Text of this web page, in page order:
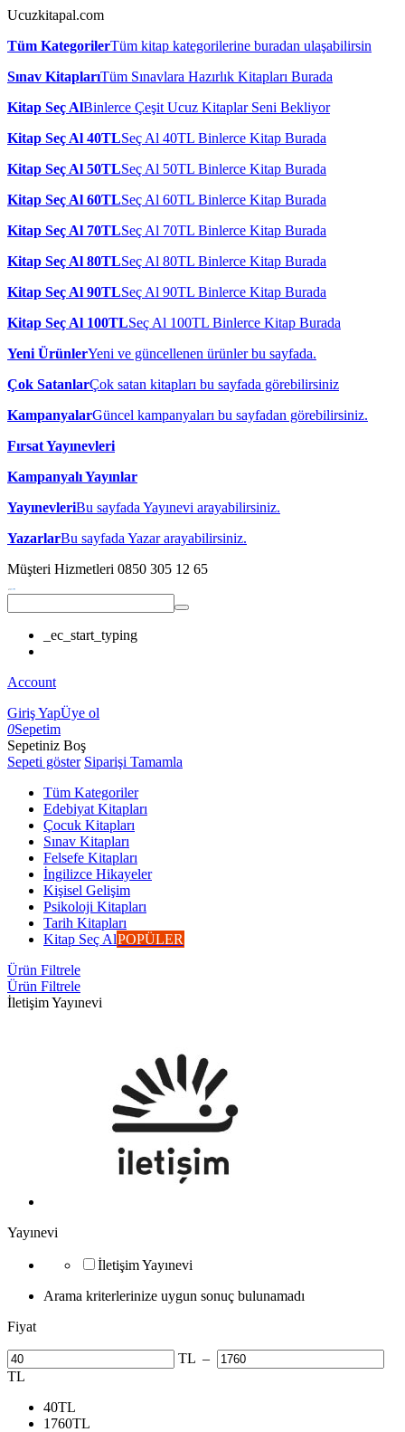
Ucuzkitapal.com
Tüm KategorilerTüm kitap kategorilerine buradan ulaşabilirsin
Sınav KitaplarıTüm Sınavlara Hazırlık Kitapları Burada
Kitap Seç AlBinlerce Çeşit Ucuz Kitaplar Seni Bekliyor
Kitap Seç Al 40TLSeç Al 40TL Binlerce Kitap Burada
Kitap Seç Al 50TLSeç Al 50TL Binlerce Kitap Burada
Kitap Seç Al 60TLSeç Al 60TL Binlerce Kitap Burada
Kitap Seç Al 70TLSeç Al 70TL Binlerce Kitap Burada
Kitap Seç Al 80TLSeç Al 80TL Binlerce Kitap Burada
Kitap Seç Al 90TLSeç Al 90TL Binlerce Kitap Burada
Kitap Seç Al 100TLSeç Al 100TL Binlerce Kitap Burada
Yeni ÜrünlerYeni ve güncellenen ürünler bu sayfada.
Çok SatanlarÇok satan kitapları bu sayfada görebilirsiniz
KampanyalarGüncel kampanyaları bu sayfadan görebilirsiniz.
Fırsat Yayınevleri
Kampanyalı Yayınlar
YayınevleriBu sayfada Yayınevi arayabilirsiniz.
YazarlarBu sayfada Yazar arayabilirsiniz.
Müşteri Hizmetleri 0850 305 12 65
_ec_start_typing
Account
Giriş YapÜye ol
0Sepetim
Sepetiniz Boş
Sepeti göster Siparişi Tamamla
Tüm Kategoriler
Edebiyat Kitapları
Çocuk Kitapları
Sınav Kitapları
Felsefe Kitapları
İngilizce Hikayeler
Kişisel Gelişim
Psikoloji Kitapları
Tarih Kitapları
Kitap Seç AlPOPÜLER
Ürün Filtrele
Ürün Filtrele
İletişim Yayınevi
Yayınevi
İletişim Yayınevi
Arama kriterlerinize uygun sonuç bulunamadı
Fiyat
TL –
TL
40TL
1760TL